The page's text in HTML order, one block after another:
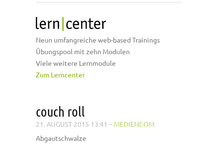
Neun umfangreiche web-based Trainings
Übungspool mit zehn Modulen
Viele weitere Lernmodule
Zum Lerncenter
couch roll
21. AUGUST 2015 13:41 – MEDIENCOM
Abgautschwalze